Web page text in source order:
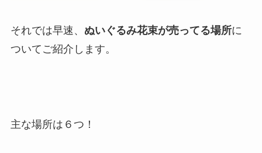
それでは早速、 ぬいぐるみ花束が売ってる場所に
ついてご紹介します。
主な場所は６つ！